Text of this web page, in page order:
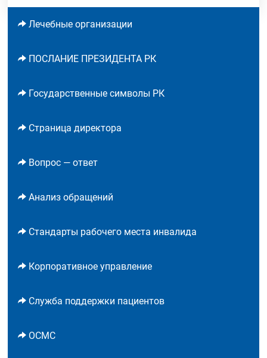
Лечебные организации
ПОСЛАНИЕ ПРЕЗИДЕНТА РК
Государственные символы РК
Страница директора
Вопрос — ответ
Анализ обращений
Стандарты рабочего места инвалида
Корпоративное управление
Служба поддержки пациентов
ОСМС